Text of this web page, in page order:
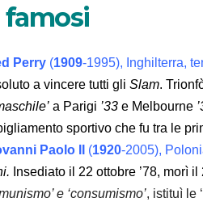
famosi
Perry (1909-1995), Inghilterra,
a vincere tutti gli Slam.
a Parigi ’33 e Melbourne
sportivo che fu tra le
Paolo II
(1920-2005),
Insediato il 22 ottobre ’78, morì il
e ‘consumismo’, istituì le